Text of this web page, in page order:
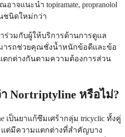
จแนะนำ topiramate, propranolol
ชนิดใหม่กว่า
ร่วมกับผู้ให้บริการด้านการดูแล
ารถช่วยคุณชั่งน้ำหนักข้อดีและข้อ
ตกต่างกันตามความต้องการส่วน
Nortriptyline หรือไม่?
เป็นยาแก้ซึมเศร้ากลุ่ม tricyclic ทั้งคู่
ต่มีความแตกต่างที่สำคัญบาง